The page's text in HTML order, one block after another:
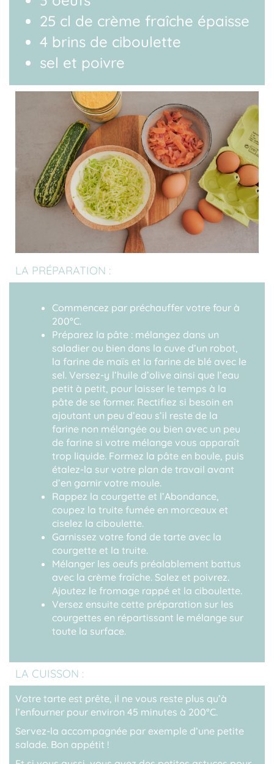
25 cl de crème fraîche épaisse
4 brins de ciboulette
sel et poivre
LA PRÉPARATION :
Commencez par préchauffer votre four à
200°C.
Préparez la pâte : mélangez dans un
saladier ou bien dans la cuve d’un robot,
la farine de maïs et la farine de blé avec le
sel. Versez-y l’huile d’olive ainsi que l’eau
petit à petit, pour laisser le temps à la
pâte de se former. Rectifiez si besoin en
ajoutant un peu d’eau s’il reste de la
farine non mélangée ou bien avec un peu
de farine si votre mélange vous apparaît
trop liquide. Formez la pâte en boule, puis
étalez-la sur votre plan de travail avant
d’en garnir votre moule.
Rappez la courgette et l’Abondance,
coupez la truite fumée en morceaux et
ciselez la ciboulette.
Garnissez votre fond de tarte avec la
courgette et la truite.
Mélanger les oeufs préalablement battus
avec la crème fraîche. Salez et poivrez.
Ajoutez le fromage rappé et la ciboulette.
Versez ensuite cette préparation sur les
courgettes en répartissant le mélange sur
toute la surface.
LA CUISSON :
Votre tarte est prête, il ne vous reste plus qu’à
l’enfourner pour environ 45 minutes à 200°C.
Servez-la accompagnée par exemple d’une petite
salade. Bon appétit !